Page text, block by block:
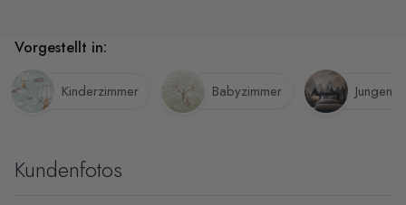
Vorgestellt in:
Kinderzimmer Babyzimmer
Kundenfotos